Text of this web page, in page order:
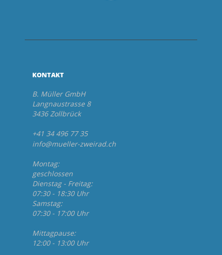
KONTAKT
B. Müller GmbH
Langnaustrasse 8
3436 Zollbrück
+41 34 496 77 35
info@mueller-zweirad.ch
Montag:
geschlossen
Dienstag - Freitag:
07:30 - 18:30 Uhr
Samstag:
07:30 - 17:00 Uhr
Mittagpause:
12:00 - 13:00 Uhr